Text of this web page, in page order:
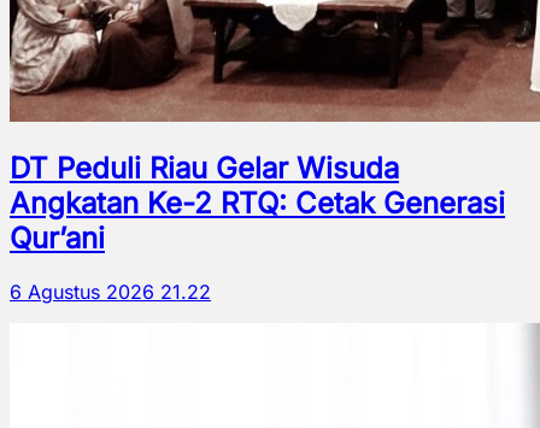
DT Peduli Riau Gelar Wisuda
Angkatan Ke-2 RTQ: Cetak Generasi
Qur’ani
6 Agustus 2026 21.22